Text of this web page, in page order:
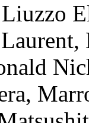
Liuzzo
Laurent,
,